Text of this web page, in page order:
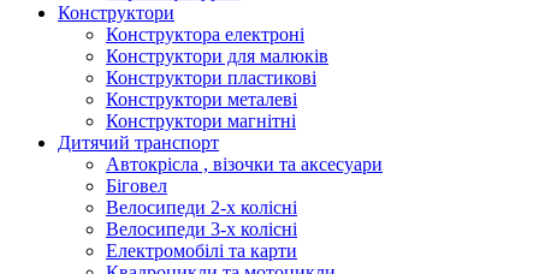
Конструктори
Конструктора електроні
Конструктори для малюків
Конструктори пластикові
Конструктори металеві
Конструктори магнітні
Дитячий транспорт
Автокрісла , візочки та аксесуари
Біговел
Велосипеди 2-х колісні
Велосипеди 3-х колісні
Електромобілі та карти